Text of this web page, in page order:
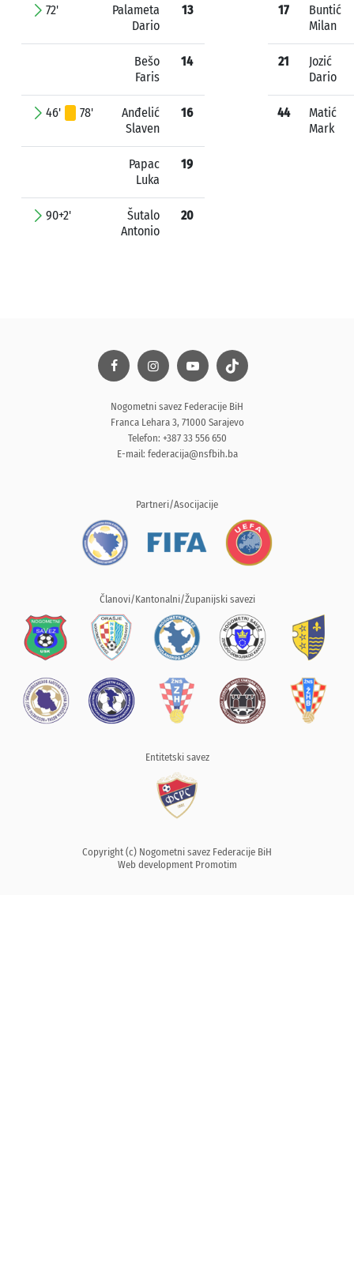
72'
Palameta
Dario
13
Bešo
Faris
14
46' 78'
Anđelić
Slaven
16
Papac
Luka
19
90+2'
Šutalo
Antonio
20
17
Buntić
Milan
21
Jozić
Dario
44
Matić
Mark
Nogometni savez Federacije BiH
Franca Lehara 3, 71000 Sarajevo
Telefon: +387 33 556 650
E-mail: federacija@nsfbih.ba
Partneri/Asocijacije
Članovi/Kantonalni/Županijski savezi
Entitetski savez
Copyright (c) Nogometni savez Federacije BiH
Web development Promotim